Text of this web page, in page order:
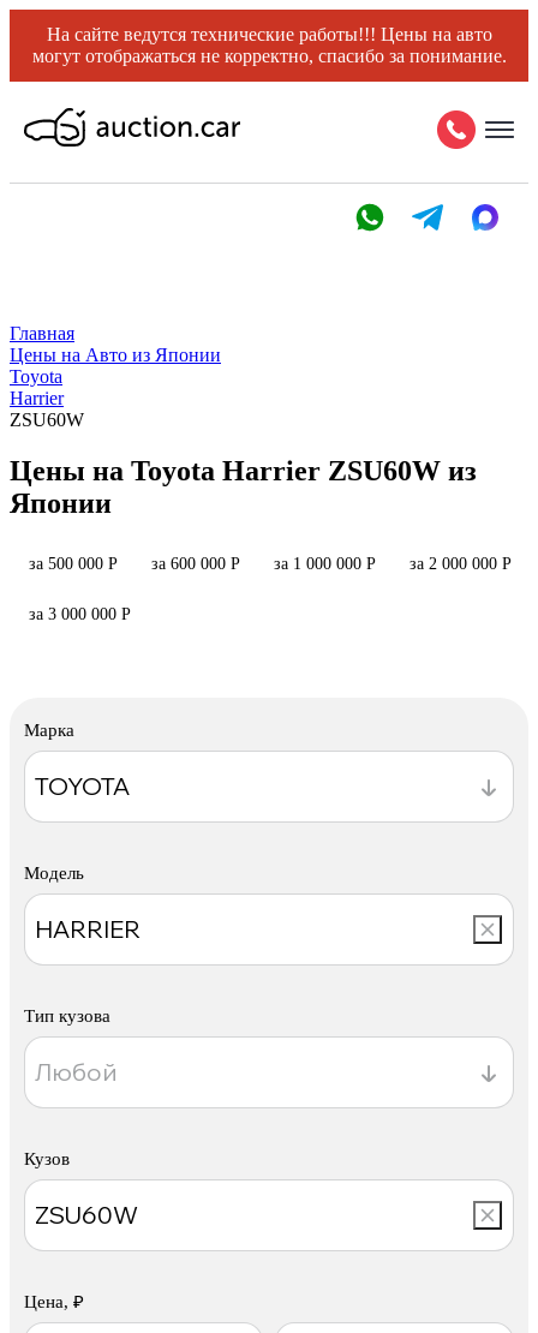
На сайте ведутся технические работы!!! Цены на авто
могут отображаться не корректно, спасибо за понимание.
Главная
Цены на Авто из Японии
Toyota
Harrier
ZSU60W
Цены на Toyota Harrier ZSU60W из
Японии
за 500 000 Р за 600 000 Р за 1 000 000 Р за 2 000 000 Р
за 3 000 000 Р
Марка
Модель
Тип кузова
Кузов
Цена, ₽